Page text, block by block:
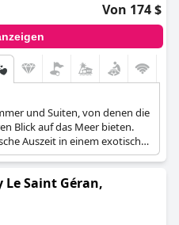
Von 174 $
und Suiten, von denen die
Blick auf das Meer bieten.
Auszeit in einem exotischen
weg vom Trubel der
Le Saint Géran,